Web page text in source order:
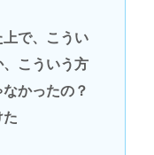
で、こうい
こういう方
かったの？
た